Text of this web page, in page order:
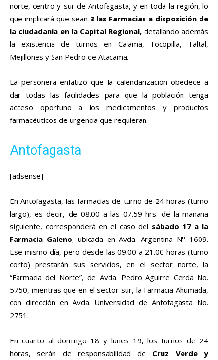
norte, centro y sur de Antofagasta, y en toda la región, lo
que implicará que sean 3 las Farmacias a disposición de
la ciudadanía en la Capital Regional, detallando además
la existencia de turnos en Calama, Tocopilla, Taltal,
Mejillones y San Pedro de Atacama.
La personera enfatizó que la calendarización obedece a
dar todas las facilidades para que la población tenga
acceso oportuno a los medicamentos y productos
farmacéuticos de urgencia que requieran.
Antofagasta
[adsense]
En Antofagasta, las farmacias de turno de 24 horas (turno
largo), es decir, de 08.00 a las 07.59 hrs. de la mañana
siguiente, corresponderá en el caso del sábado 17 a la
Farmacia Galeno, ubicada en Avda. Argentina N° 1609.
Ese mismo día, pero desde las 09.00 a 21.00 horas (turno
corto) prestarán sus servicios, en el sector norte, la
“Farmacia del Norte”, de Avda. Pedro Aguirre Cerda No.
5750, mientras que en el sector sur, la Farmacia Ahumada,
con dirección en Avda. Universidad de Antofagasta No.
2751.
En cuanto al domingo 18 y lunes 19, los turnos de 24
horas, serán de responsabilidad de Cruz Verde y